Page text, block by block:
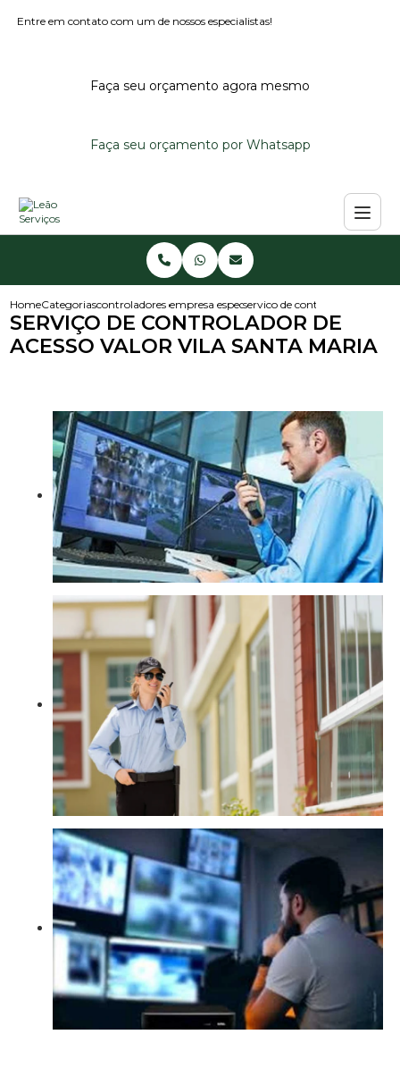
Entre em contato com um de nossos especialistas!
Faça seu orçamento agora mesmo
Faça seu orçamento por Whatsapp
HomeCategoriascontroladores de acessoempresa especialista em controlador de
servico de controlador de
SERVIÇO DE CONTROLADOR DE
ACESSO VALOR VILA SANTA MARIA